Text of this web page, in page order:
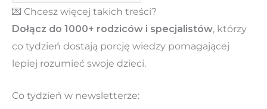
💌 Chcesz więcej takich treści?
Dołącz do 1000+ rodziców i specjalistów, którzy
co tydzień dostają porcję wiedzy pomagającej
lepiej rozumieć swoje dzieci.
Co tydzień w newsletterze: